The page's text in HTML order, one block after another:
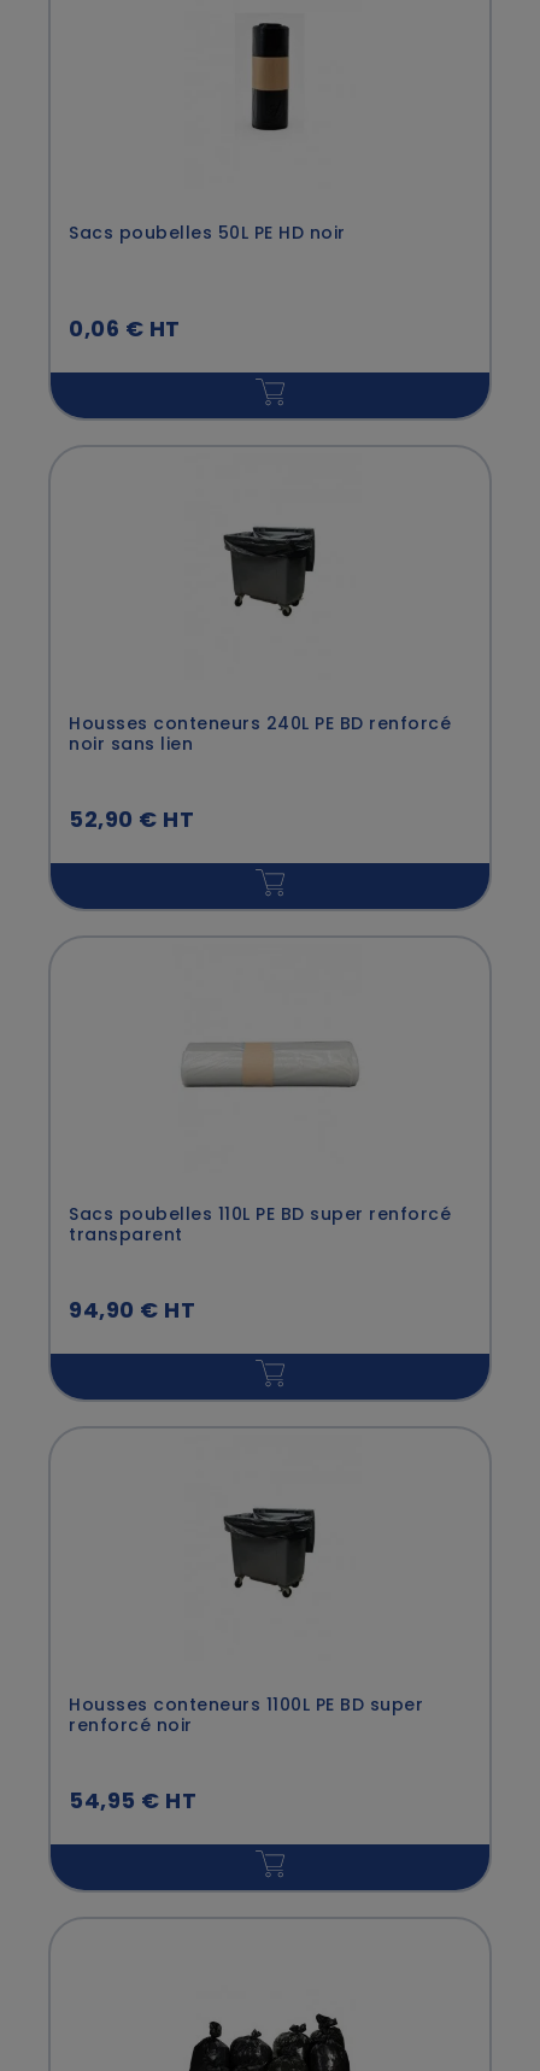
Sacs poubelles 50L PE HD noir
0,06 € HT
Housses conteneurs 240L PE BD renforcé
noir sans lien
52,90 € HT
Sacs poubelles 110L PE BD super renforcé
transparent
94,90 € HT
Housses conteneurs 1100L PE BD super
renforcé noir
54,95 € HT